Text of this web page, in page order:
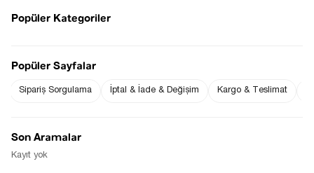
Popüler Kategoriler
Popüler Sayfalar
Sipariş Sorgulama İptal & İade & Değişim Kargo & Teslimat
Son Aramalar
Kayıt yok